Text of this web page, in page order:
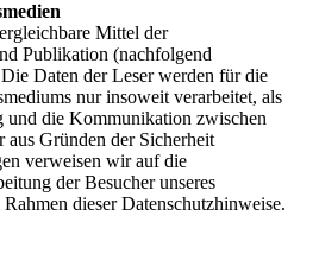
Mittel der
Publikation (nachfolgend
Daten der Leser werden für die
nur insoweit verarbeitet, als
und die Kommunikation zwischen
aus Gründen der Sicherheit
verweisen wir auf die
der Besucher unseres
dieser Datenschutzhinweise.